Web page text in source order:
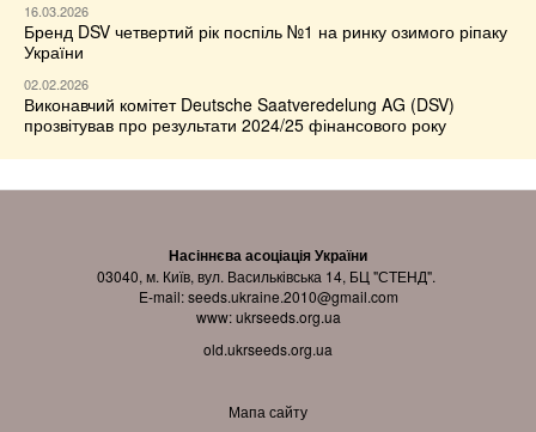
16.03.2026
Бренд DSV четвертий рік поспіль №1 на ринку озимого ріпаку
України
02.02.2026
Виконавчий комітет Deutsche Saatveredelung AG (DSV)
прозвітував про результати 2024/25 фінансового року
Насіннєва асоціація України
03040, м. Київ, вул. Васильківська 14, БЦ "СТЕНД".
E-mail:seeds.ukraine.2010@gmail.com
www:ukrseeds.org.ua
old.ukrseeds.org.ua
Мапа сайту